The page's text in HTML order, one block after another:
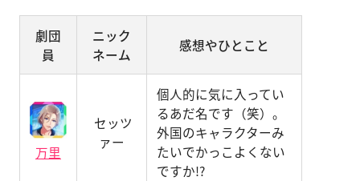
劇団
員
ニック
ネーム
感想やひとこと
万里
セッツ
ァー
個人的に気に入ってい
るあだ名です（笑）。
外国のキャラクターみ
たいでかっこよくない
ですか!?